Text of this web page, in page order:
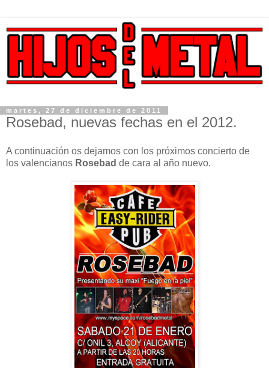
martes, 27 de diciembre de 2011
Rosebad, nuevas fechas en el 2012.
A continuación os dejamos con los próximos concierto de
los valencianos Rosebad de cara al año nuevo.